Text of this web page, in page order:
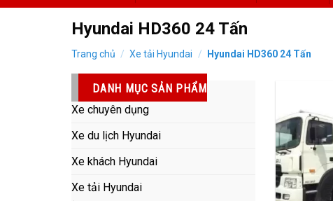
Hyundai HD360 24 Tấn
Trang chủ / Xe tải Hyundai / Hyundai HD360 24 Tấn
DANH MỤC SẢN PHẨM
Xe chuyên dụng
Xe du lịch Hyundai
Xe khách Hyundai
Xe tải Hyundai